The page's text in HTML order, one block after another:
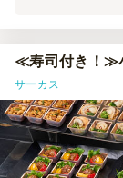
き、セッティング
だいた。食事は
≪寿司付き！≫
サーカス